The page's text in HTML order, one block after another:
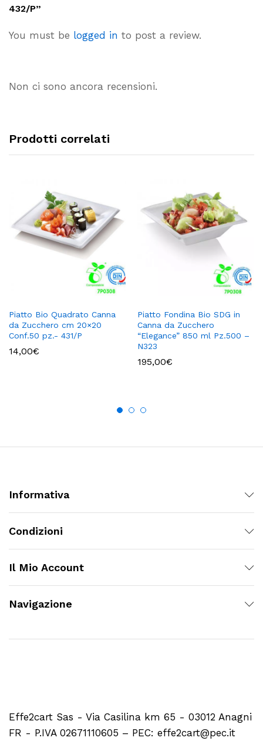
432/P”
You must be logged in to post a review.
Non ci sono ancora recensioni.
Prodotti correlati
Piatto Bio Quadrato Canna
da Zucchero cm 20×20
Conf.50 pz.- 431/P
14,00€
Piatto Fondina Bio SDG in
Canna da Zucchero
“Elegance” 850 ml Pz.500 –
N323
195,00€
Informativa
Condizioni
Il Mio Account
Navigazione
Effe2cart Sas - Via Casilina km 65 - 03012 Anagni
FR - P.IVA 02671110605 – PEC: effe2cart@pec.it